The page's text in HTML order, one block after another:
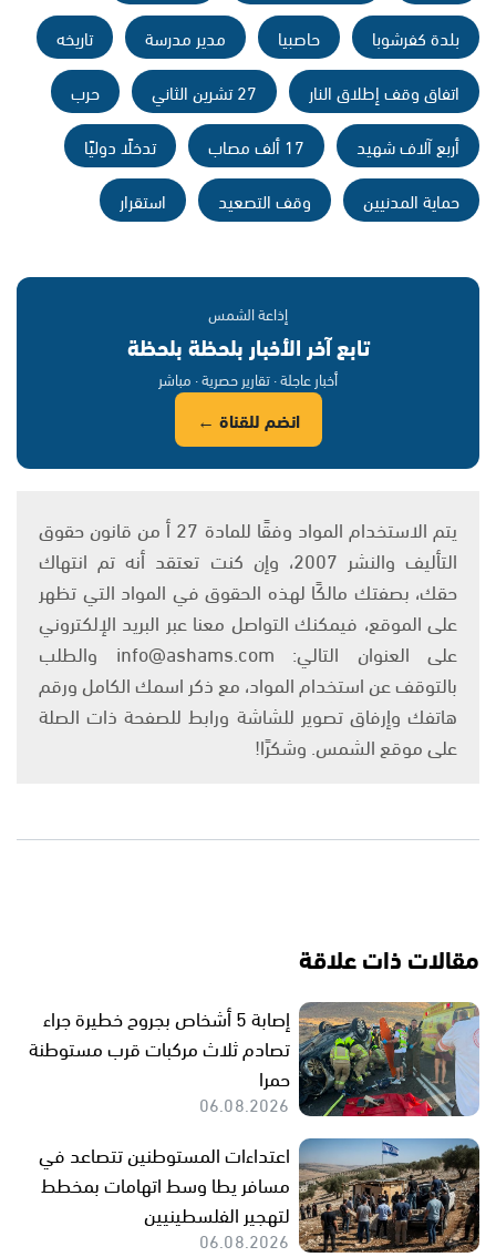
بلدة كفرشوبا حاصبيا مدير مدرسة
تاريخه
اتفاق وقف إطلاق النار
27 تشرين الثاني
حرب
أربع آلاف شهيد
17 ألف مصاب
تدخلًا دوليًا
حماية المدنيين
وقف التصعيد استقرار
إذاعة الشمس
تابع آخر الأخبار بلحظة بلحظة
أخبار عاجلة · تقارير حصرية · مباشر
انضم للقناة ←
يتم الاستخدام المواد وفقًا للمادة 27 أ من قانون حقوق
التأليف والنشر 2007، وإن كنت تعتقد أنه تم انتهاك
حقك، بصفتك مالكًا لهذه الحقوق في المواد التي تظهر
على الموقع، فيمكنك التواصل معنا عبر البريد الإلكتروني
على العنوان التالي: info@ashams.com والطلب
بالتوقف عن استخدام المواد، مع ذكر اسمك الكامل ورقم
هاتفك وإرفاق تصوير للشاشة ورابط للصفحة ذات الصلة
على موقع الشمس. وشكرًا!
مقالات ذات علاقة
إصابة 5 أشخاص بجروح خطيرة جراء
تصادم ثلاث مركبات قرب مستوطنة
حمرا
06.08.2026
اعتداءات المستوطنين تتصاعد في
مسافر يطا وسط اتهامات بمخطط
لتهجير الفلسطينيين
06.08.2026